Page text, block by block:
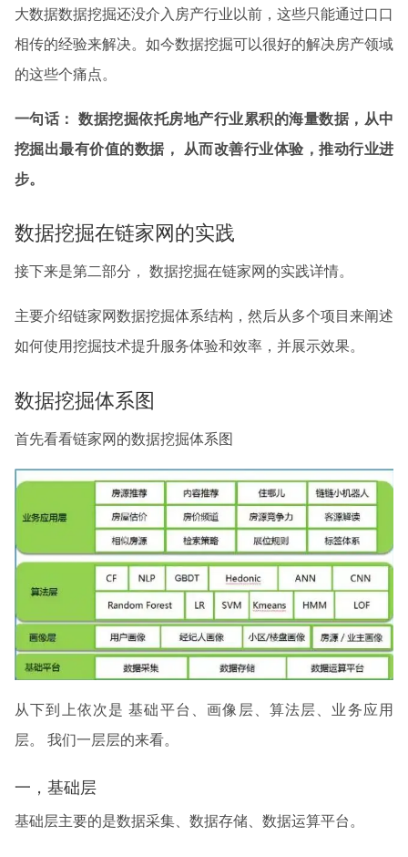
大数据数据挖掘还没介入房产行业以前，这些只能通过口口
相传的经验来解决。如今数据挖掘可以很好的解决房产领域
的这些个痛点。
一句话： 数据挖掘依托房地产行业累积的海量数据，从中
挖掘出最有价值的数据， 从而改善行业体验，推动行业进
步。
数据挖掘在链家网的实践
接下来是第二部分， 数据挖掘在链家网的实践详情。
主要介绍链家网数据挖掘体系结构，然后从多个项目来阐述
如何使用挖掘技术提升服务体验和效率，并展示效果。
数据挖掘体系图
首先看看链家网的数据挖掘体系图
从下到上依次是 基础平台、画像层、算法层、业务应用
层。 我们一层层的来看。
一，基础层
基础层主要的是数据采集、数据存储、数据运算平台。